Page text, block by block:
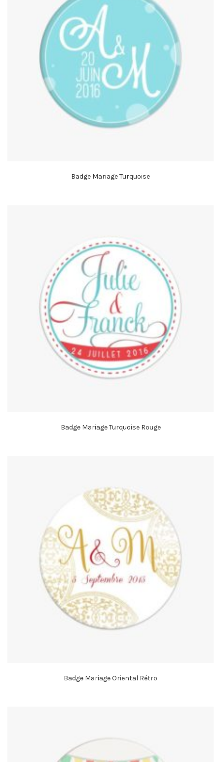
Badge Mariage Turquoise
Badge Mariage Turquoise Rouge
Badge Mariage Oriental Rétro